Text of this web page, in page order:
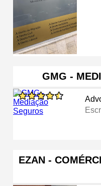
GMG -
EZAN -